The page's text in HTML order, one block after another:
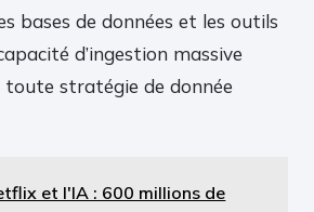
bases de données et les outils
d’ingestion massive
toute stratégie de donnée
et l'IA : 600 millions de